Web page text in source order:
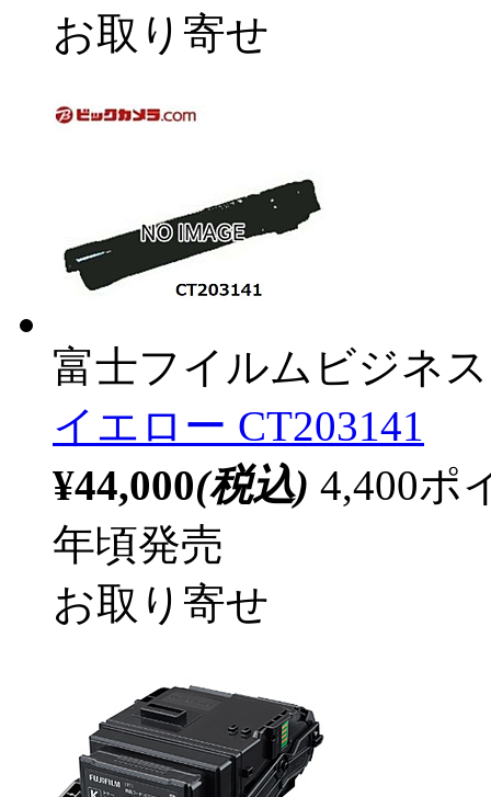
お取り寄せ
富士フイルムビジネ
イエロー CT203141
¥44,000(税込) 4,400ポ
年頃発売
お取り寄せ